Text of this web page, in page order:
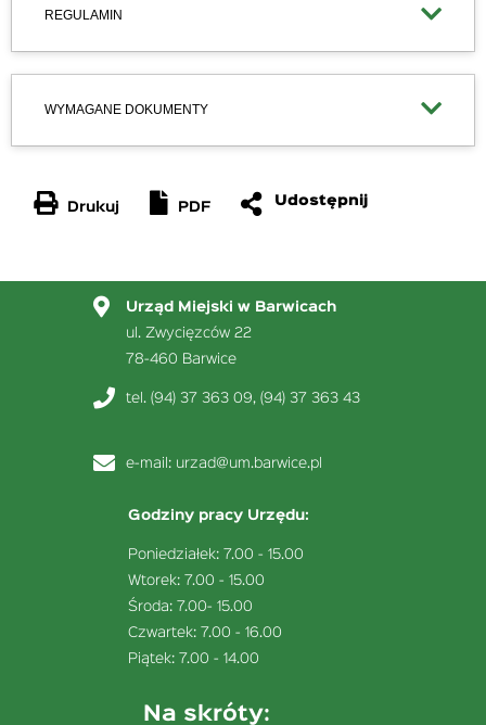
REGULAMIN
WYMAGANE DOKUMENTY
Drukuj PDF
Urząd Miejski w Barwicach
ul. Zwycięzców 22
78-460 Barwice
tel. (94) 37 363 09, (94) 37 363 43
e-mail: urzad@um.barwice.pl
Godziny pracy Urzędu:
Poniedziałek: 7.00 - 15.00
Wtorek: 7.00 - 15.00
Środa: 7.00- 15.00
Czwartek: 7.00 - 16.00
Piątek: 7.00 - 14.00
Na skróty: